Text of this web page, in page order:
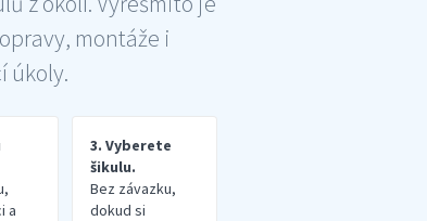
montáže i
úkoly.
a
3. Vyberete
šikulu.
Bez závazku,
dokud si